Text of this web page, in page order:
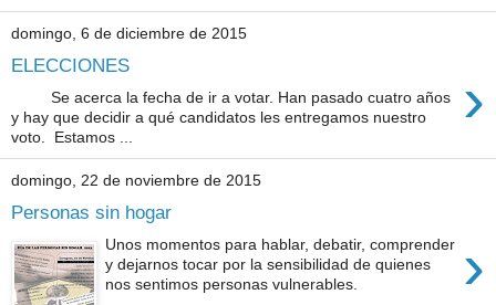
domingo, 6 de diciembre de 2015
ELECCIONES ›
Se acerca la fecha de ir a votar. Han pasado cuatro años
y hay que decidir a qué candidatos les entregamos nuestro
voto. Estamos ...
domingo, 22 de noviembre de 2015
Personas sin hogar
›
Unos momentos para hablar, debatir, comprender
y dejarnos tocar por la sensibilidad de quienes
nos sentimos personas vulnerables.